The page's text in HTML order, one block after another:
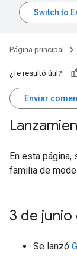
Página principal
¿Te resultó útil?
Enviar
En esta
familia de
3 de junio
Se lanzó